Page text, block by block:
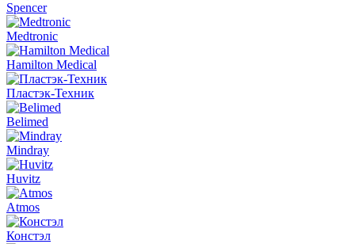
Spencer
Medtronic
Hamilton Medical
Пластэк-Техник
Belimed
Mindray
Huvitz
Atmos
Констэл